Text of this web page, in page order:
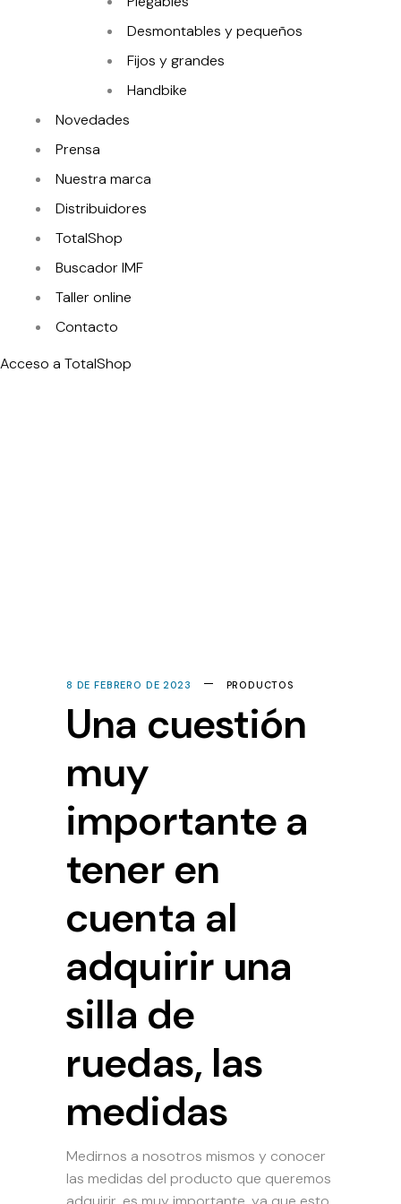
Desmontables y pequeños
Fijos y grandes
Handbike
Novedades
Prensa
Nuestra marca
Distribuidores
TotalShop
Buscador IMF
Taller online
Contacto
Acceso a TotalShop
8 DE FEBRERO DE 2023 PRODUCTOS
Una cuestión
muy
importante a
tener en
cuenta al
adquirir una
silla de
ruedas, las
medidas
Medirnos a nosotros mismos y conocer
las medidas del producto que queremos